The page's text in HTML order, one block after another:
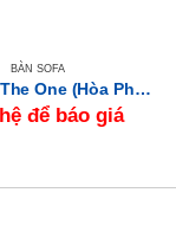
BÀN SOFA
Bàn Sofa The One (Hòa Phát) BSF84
để báo giá